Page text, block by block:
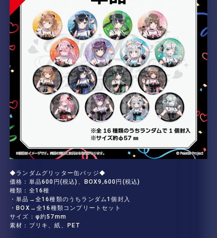
◆ランダムグリッター缶バッジ◆
価格：単品600円(税込)、BOX9,600円(税込)
種類：全16種
・単品→全16種類のうちランダム1個封入
・BOX→全16種類コンプリートセット
サイズ：φ約57mm
素材：ブリキ、紙、PET